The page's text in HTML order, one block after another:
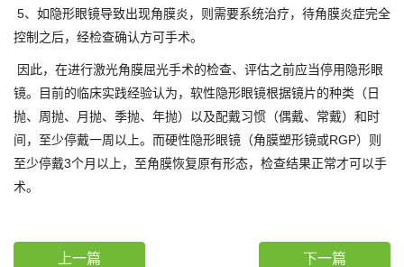
5、如隐形眼镜导致出现角膜炎，则需要系统治疗，待角膜炎症完全
控制之后，经检查确认方可手术。
因此，在进行激光角膜屈光手术的检查、评估之前应当停用隐形眼
镜。目前的临床实践经验认为，软性隐形眼镜根据镜片的种类（日
抛、周抛、月抛、季抛、年抛）以及配戴习惯（偶戴、常戴）和时
间，至少停戴一周以上。而硬性隐形眼镜（角膜塑形镜或RGP）则
至少停戴3个月以上，至角膜恢复原有形态，检查结果正常才可以手
术。
上一篇 下一篇